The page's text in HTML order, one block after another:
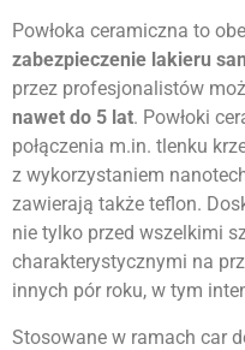
Powłoka ceramiczna to
zabezpieczenie lakieru
przez profesjonalistów
nawet do 5 lat. Powłoki
połączenia m.in. tlenku
z wykorzystaniem
zawierają także teflon.
nie tylko przed wszelkimi
charakterystycznymi na
innych pór roku, w tym
Stosowane w ramach car